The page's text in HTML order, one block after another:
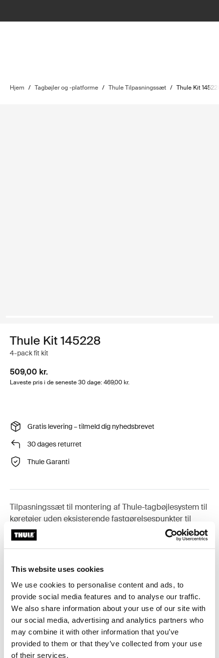
This website uses cookies
We use cookies to personalise content and ads, to
provide social media features and to analyse our traffic.
We also share information about your use of our site with
our social media, advertising and analytics partners who
may combine it with other information that you’ve
provided to them or that they’ve collected from your use
of their services.
Hjem / Tagbøjler og -platforme / Thule Tilpasningssæt / Thule Kit
Thule Kit 145228
4-pack fit kit
509,00 kr.
Laveste pris i de seneste 30 dage: 469,00 kr.
Gratis levering – tilmeld dig nyhedsbrevet
30 dages returret
Thule Garanti
Tilpasningssæt til montering af Thule-tagbøjlesystem til
køretøjer uden eksisterende fastgørelsespunkter til
tagbøjler, eller fabriksmonterede tagbøjler.
Toggle features
Alle funktioner
Toggle techspec
Tekniske specifikationer
Toggle guides and instructions
Instruktioner